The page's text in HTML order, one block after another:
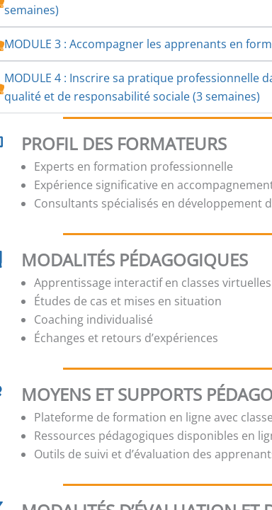
semaines)
MODULE 3 : Accompagner les apprenants en
MODULE 4 : Inscrire sa pratique professionnelle
qualité et de responsabilité sociale (3 semaines)
PROFIL DES FORMATEURS
Experts en formation professionnelle
Expérience significative en
Consultants spécialisés en développement
MODALITÉS PÉDAGOGIQUES
Apprentissage interactif en classes virtuelles
Études de cas et mises en situation
Coaching individualisé
Échanges et retours d’expériences
MOYENS ET SUPPORTS
Plateforme de formation en ligne avec
Ressources pédagogiques disponibles en
Outils de suivi et d’évaluation des